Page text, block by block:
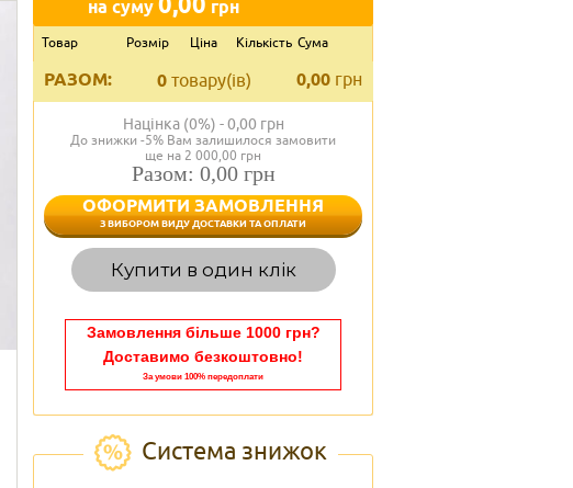
на суму
грн
Товар Розмір Ціна Кількість Сума
РАЗОМ: 0,00 грн
0 товару(ів)
Націнка (0%) -0,00 грн
До знижки -5% Вам залишилося замовити
ще на 2 000,00 грн
Разом: 0,00 грн
ОФОРМИТИ ЗАМОВЛЕННЯ
З ВИБОРОМ ВИДУ ДОСТАВКИ ТА ОПЛАТИ
Купити в один клік
Замовлення більше 1000 грн?
Доставимо безкоштовно!
За умови 100% передоплати
Система знижок